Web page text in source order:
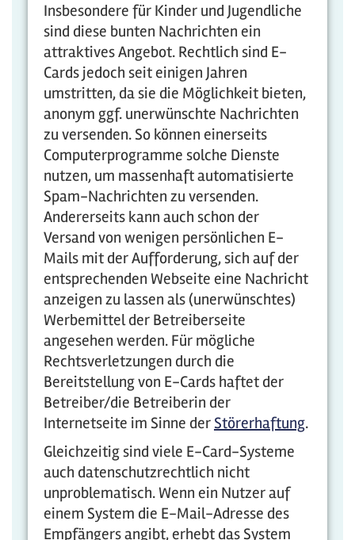
Insbesondere für Kinder und Jugendliche
sind diese bunten Nachrichten ein
attraktives Angebot. Rechtlich sind E-
Cards jedoch seit einigen Jahren
umstritten, da sie die Möglichkeit bieten,
anonym ggf. unerwünschte Nachrichten
zu versenden. So können einerseits
Computerprogramme solche Dienste
nutzen, um massenhaft automatisierte
Spam-Nachrichten zu versenden.
Andererseits kann auch schon der
Versand von wenigen persönlichen E-
Mails mit der Aufforderung, sich auf der
entsprechenden Webseite eine Nachricht
anzeigen zu lassen als (unerwünschtes)
Werbemittel der Betreiberseite
angesehen werden. Für mögliche
Rechtsverletzungen durch die
Bereitstellung von E-Cards haftet der
Betreiber/die Betreiberin der
Internetseite im Sinne der Störerhaftung.
Gleichzeitig sind viele E-Card-Systeme
auch datenschutzrechtlich nicht
unproblematisch. Wenn ein Nutzer auf
einem System die E-Mail-Adresse des
Empfängers angibt, erhebt das System